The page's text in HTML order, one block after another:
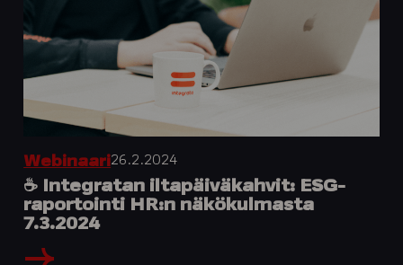
Webinaari26.2.2024
☕️ Integratan iltapäiväkahvit: ESG-
raportointi HR:n näkökulmasta
7.3.2024